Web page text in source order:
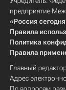
предприятие
«Россия
Правила
Политика
Правила
Главный
Адрес